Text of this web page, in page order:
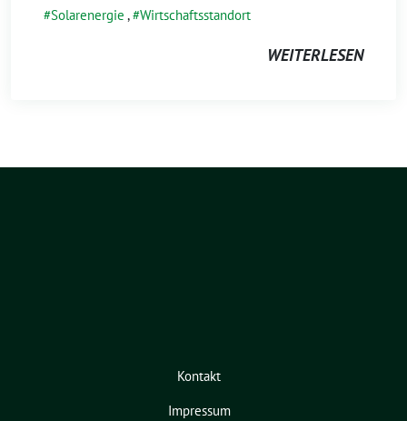
Solarenergie , Wirtschaftsstandort
WEITERLESEN
Kontakt
Impressum